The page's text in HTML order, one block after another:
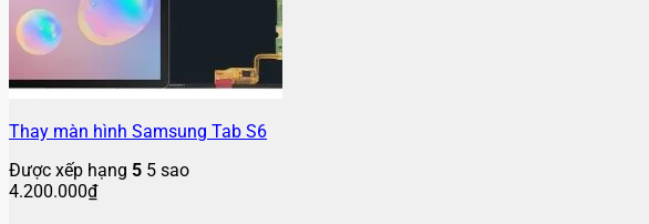
Thay màn hình Samsung Tab S6
Được xếp hạng 5 5 sao
4.200.000₫